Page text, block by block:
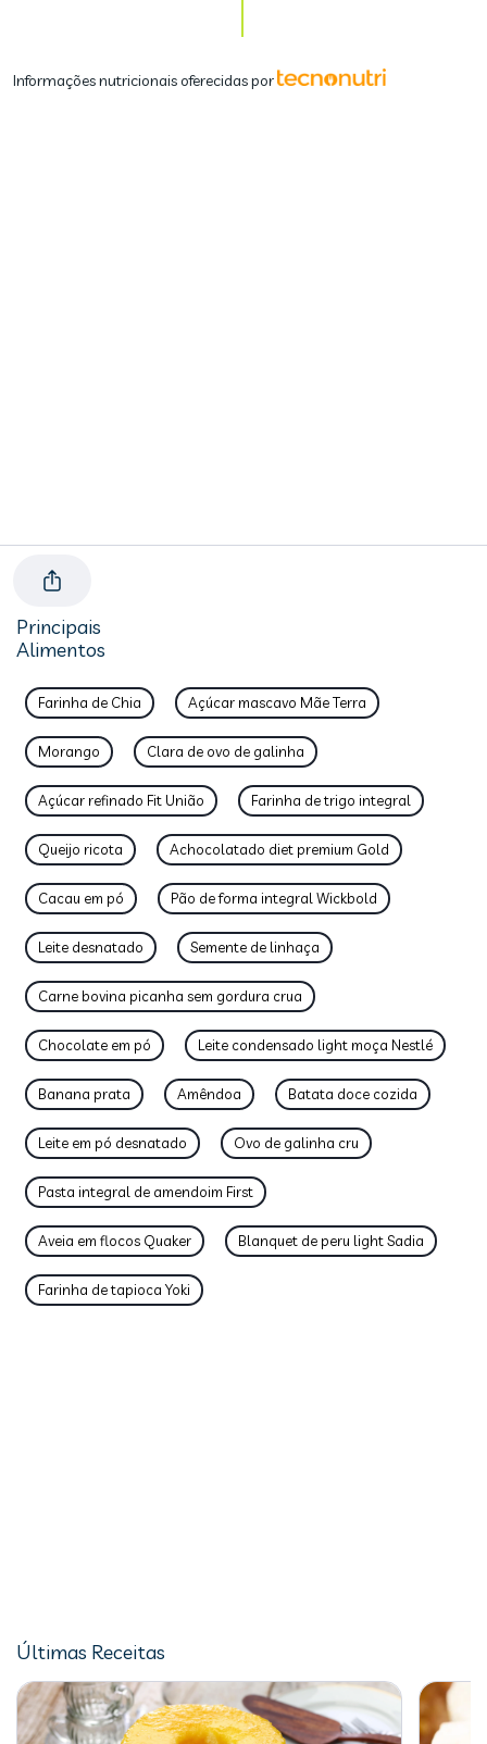
Informações nutricionais oferecidas por
Principais
Alimentos
Farinha de Chia Açúcar mascavo Mãe Terra
Morango Clara de ovo de galinha
Açúcar refinado Fit União Farinha de trigo integral
Queijo ricota Achocolatado diet premium Gold
Cacau em pó Pão de forma integral Wickbold
Leite desnatado Semente de linhaça
Carne bovina picanha sem gordura crua
Chocolate em pó Leite condensado light moça Nestlé
Banana prata Amêndoa Batata doce cozida
Leite em pó desnatado Ovo de galinha cru
Pasta integral de amendoim First
Aveia em flocos Quaker Blanquet de peru light Sadia
Farinha de tapioca Yoki
Últimas Receitas